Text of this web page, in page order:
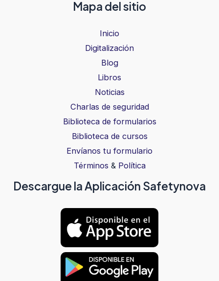
Mapa del sitio
Inicio
Digitalización
Blog
Libros
Noticias
Charlas de seguridad
Biblioteca de formularios
Biblioteca de cursos
Envíanos tu formulario
Términos & Política
Descargue la Aplicación Safetynova